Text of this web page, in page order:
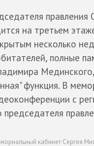
правления
на третьем
несколько
полные
функция. В
с
кабинет Сергея